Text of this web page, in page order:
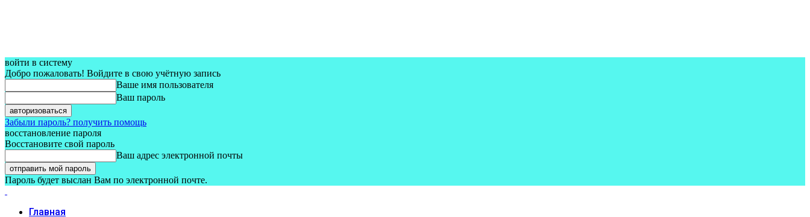
войти в систему
Добро пожаловать! Войдите в свою учётную запись
Ваше имя пользователя
Ваш пароль
Забыли пароль? получить помощь
восстановление пароля
Восстановите свой пароль
Ваш адрес электронной почты
Пароль будет выслан Вам по электронной почте.
Главная